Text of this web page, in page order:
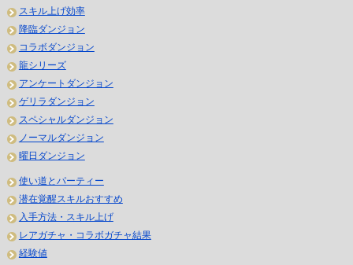
スキル上げ効率
降臨ダンジョン
コラボダンジョン
龍シリーズ
アンケートダンジョン
ゲリラダンジョン
スペシャルダンジョン
ノーマルダンジョン
曜日ダンジョン
使い道とパーティー
潜在覚醒スキルおすすめ
入手方法・スキル上げ
レアガチャ・コラボガチャ結果
経験値